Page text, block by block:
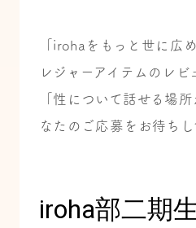
「irohaをもっと世に広
レジャーアイテムのレビ
「性について話せる場
なたのご応募をお待ちし